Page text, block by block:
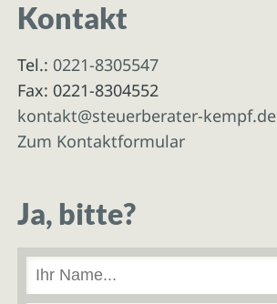
Kontakt
Tel.: 0221-8305547
Fax: 0221-8304552
kontakt@steuerberater-kempf.de
Zum Kontaktformular
Ja, bitte?